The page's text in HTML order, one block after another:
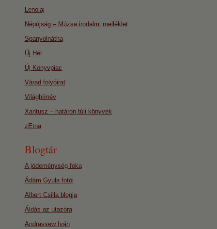
Lenolaj
Népújság – Múzsa irodalmi melléklet
Spanyolnátha
Új Hét
Új Könyvpiac
Várad folyóirat
Világhírnév
Xantusz – határon túli könyvek
zEtna
Blogtár
A jódeménység foka
Ádám Gyula fotói
Albert Csilla blogja
Áldás az utazóra
Andrassew Iván